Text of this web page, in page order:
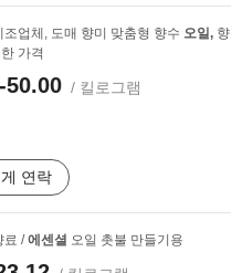
업체, 도매 향미 맞춤형 향수 오일, 향
가격
50.00 / 킬로그램
연락
료 /에센셜 오일 촛불 만들기용